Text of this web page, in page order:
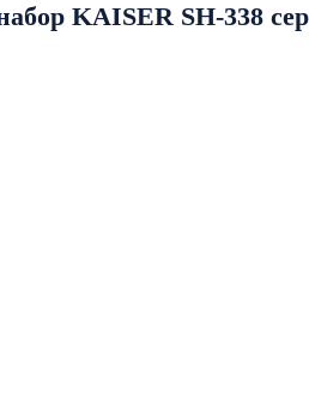
KAISER SH-338